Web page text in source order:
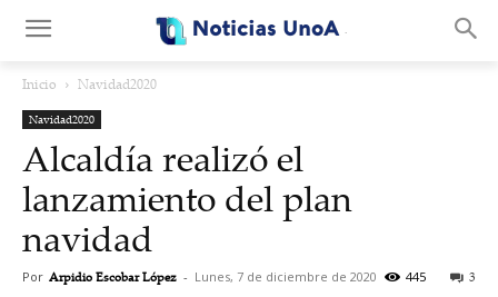
Inicio Navidad2020
Navidad2020
Alcaldía realizó el
lanzamiento del plan
navidad
Por Arpidio Escobar López - Lunes, 7 de diciembre de 2020 3
445